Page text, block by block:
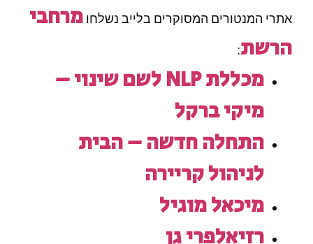
אתרי המנטורים המסוקרים בלייב נשלחו מרחבי
הרשת:
מכללת NLP לשם שינוי –
מיקי ברקל
התחלה חדשה – הבית
לניהול קריירה
מיכאל מוגיל
רזיאלפרי גן